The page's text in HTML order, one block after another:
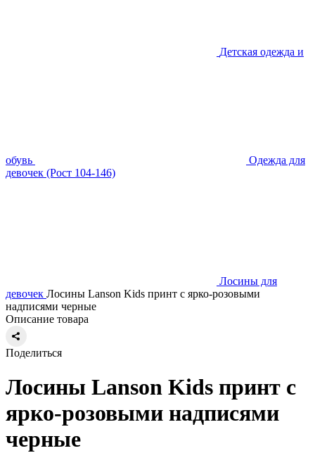
Детская одежда и
обувь
Одежда для
девочек (Рост 104-146)
Лосины для
девочек Лосины Lanson Kids принт с ярко-розовыми
надписями черные
Описание товара
Поделиться
Лосины Lanson Kids принт с
ярко-розовыми надписями
черные